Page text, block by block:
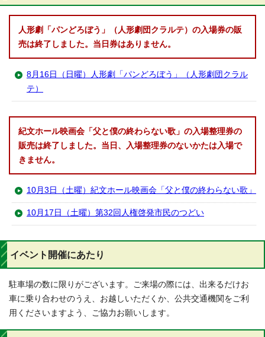
人形劇「パンどろぼう」（人形劇団クラルテ）の入場券の販
売は終了しました。当日券はありません。
8月16日（日曜）人形劇「パンどろぼう」（人形劇団クラル
テ）
紀文ホール映画会「父と僕の終わらない歌」の入場整理券の
販売は終了しました。当日、入場整理券のないかたは入場で
きません。
10月3日（土曜）紀文ホール映画会「父と僕の終わらない歌」
10月17日（土曜）第32回人権啓発市民のつどい
イベント開催にあたり
駐車場の数に限りがございます。ご来場の際には、出来るだけお
車に乗り合わせのうえ、お越しいただくか、公共交通機関をご利
用くださいますよう、ご協力お願いします。